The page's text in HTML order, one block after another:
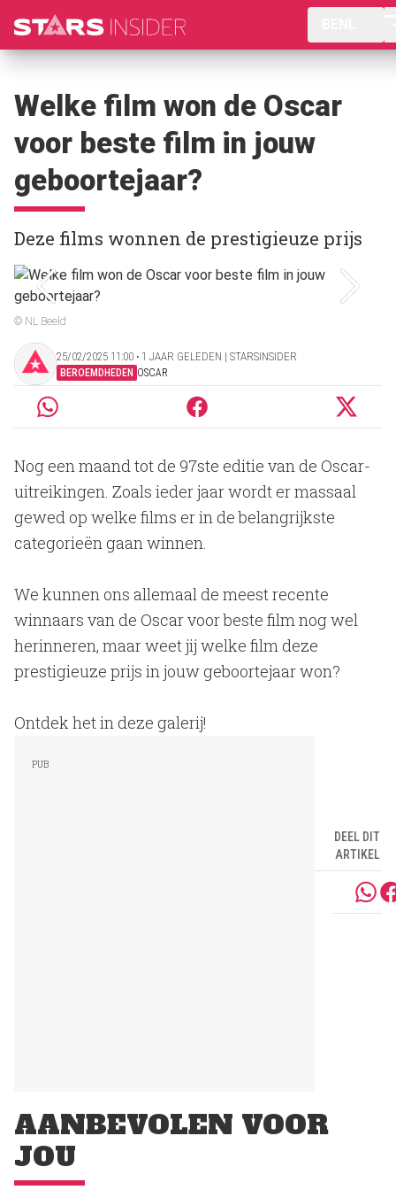
Welke film won de Oscar
voor beste film in jouw
geboortejaar?
Deze films wonnen de prestigieuze prijs
© NL Beeld
25/02/2025 11:00 ‧ 1 JAAR GELEDEN | STARSINSIDER
BEROEMDHEDEN OSCAR
Nog een maand tot de 97ste editie van de Oscar-
uitreikingen. Zoals ieder jaar wordt er massaal
gewed op welke films er in de belangrijkste
categorieën gaan winnen.
We kunnen ons allemaal de meest recente
winnaars van de Oscar voor beste film nog wel
herinneren, maar weet jij welke film deze
prestigieuze prijs in jouw geboortejaar won?
Ontdek het in deze galerij!
DEEL DIT
ARTIKEL
AANBEVOLEN VOOR
JOU